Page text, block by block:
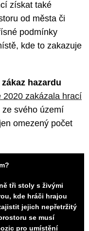
získat také
od města či
podmínky
kde to zakazuje
hazardu
2020 zakázala hrací
svého území
omezený počet
tři stoly s živými
kde hráči hrajou
jejich nepřetržitý
se musí
pro umístění